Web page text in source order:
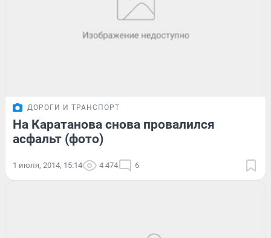
ДОРОГИ И ТРАНСПОРТ
На Каратанова снова провалился
асфальт (фото)
1 июля, 2014, 15:14 4 474 6